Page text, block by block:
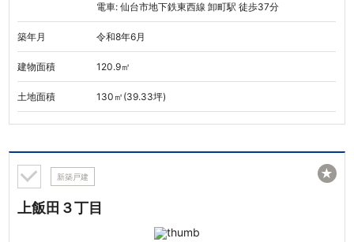
電車: 仙台市地下鉄東西線 卸町駅 徒歩37分
築年月 令和8年6月
建物面積 120.9㎡
土地面積 130㎡(39.33坪)
新築戸建
上飯田３丁目
★